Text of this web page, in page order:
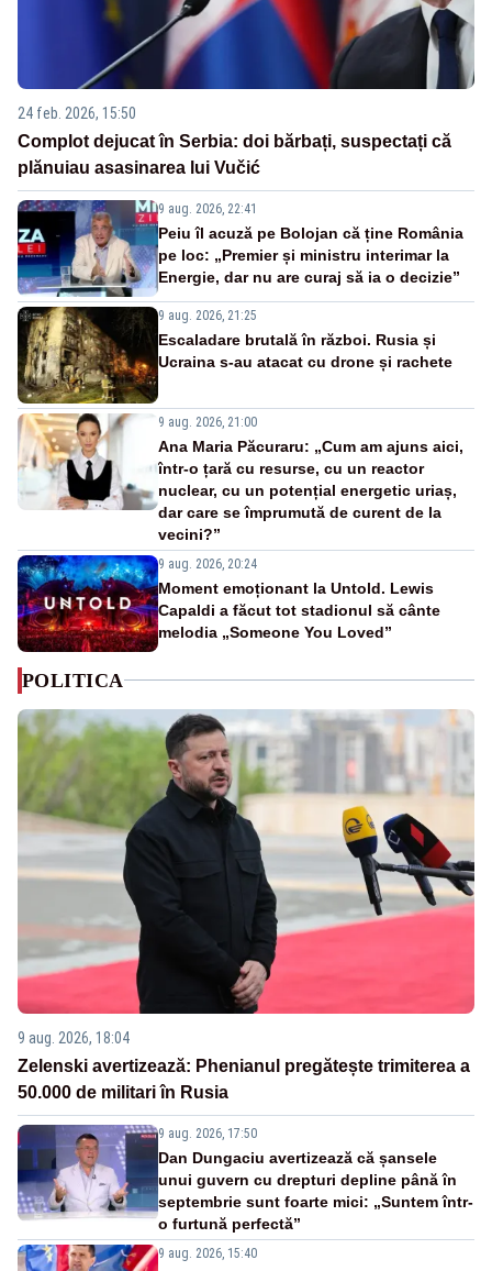
24 feb. 2026, 15:50
Complot dejucat în Serbia: doi bărbați, suspectați că
plănuiau asasinarea lui Vučić
9 aug. 2026, 22:41
Peiu îl acuză pe Bolojan că ține România
pe loc: „Premier și ministru interimar la
Energie, dar nu are curaj să ia o decizie”
9 aug. 2026, 21:25
Escaladare brutală în război. Rusia și
Ucraina s-au atacat cu drone și rachete
9 aug. 2026, 21:00
Ana Maria Păcuraru: „Cum am ajuns aici,
într-o țară cu resurse, cu un reactor
nuclear, cu un potențial energetic uriaș,
dar care se împrumută de curent de la
vecini?”
9 aug. 2026, 20:24
Moment emoționant la Untold. Lewis
Capaldi a făcut tot stadionul să cânte
melodia „Someone You Loved”
POLITICA
9 aug. 2026, 18:04
Zelenski avertizează: Phenianul pregătește trimiterea a
50.000 de militari în Rusia
9 aug. 2026, 17:50
Dan Dungaciu avertizează că șansele
unui guvern cu drepturi depline până în
septembrie sunt foarte mici: „Suntem într-
o furtună perfectă”
9 aug. 2026, 15:40